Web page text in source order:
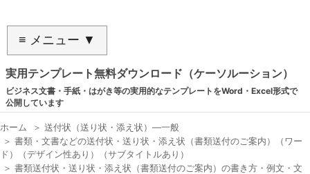
≡ メニュー ▼
実用テンプレート無料ダウンロード（ケーソルーション）
ビジネス文書・手紙・はがき等の実用的なテンプレートをWord・Excel形式で
公開しています
ホーム ＞ 送付状（送り状・添え状）―一般
＞ 書類・文書などの送付状・送り状・添え状（書類送付のご案内）（ワー
ド）（デザイン性あり）（サブタイトルあり）
＞ 書類送付状・送り状・添え状（書類送付のご案内）の書き方・例文・文